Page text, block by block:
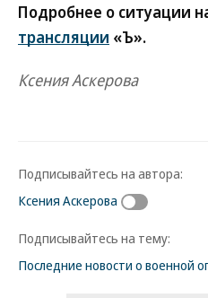
Подробнее о ситуации
трансляции «Ъ».
Ксения Аскерова
Подписывайтесь на автора:
Ксения Аскерова
Подписывайтесь на тему:
Последние новости о военной